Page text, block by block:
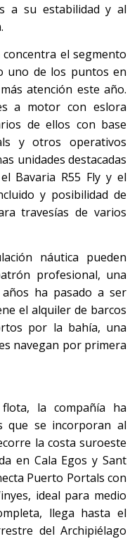
a su estabilidad y al
el segmento
uno de los puntos en
atención este año.
a motor con eslora
de ellos con base
y otros operativos
unidades destacadas
Bavaria R55 Fly y el
y posibilidad de
travesías de varios
náutica pueden
profesional, una
ha pasado a ser
el alquiler de barcos
por la bahía, una
navegan por primera
la compañía ha
que se incorporan al
la costa suroeste
en Cala Egos y Sant
Puerto Portals con
ideal para medio
llega hasta el
del Archipiélago